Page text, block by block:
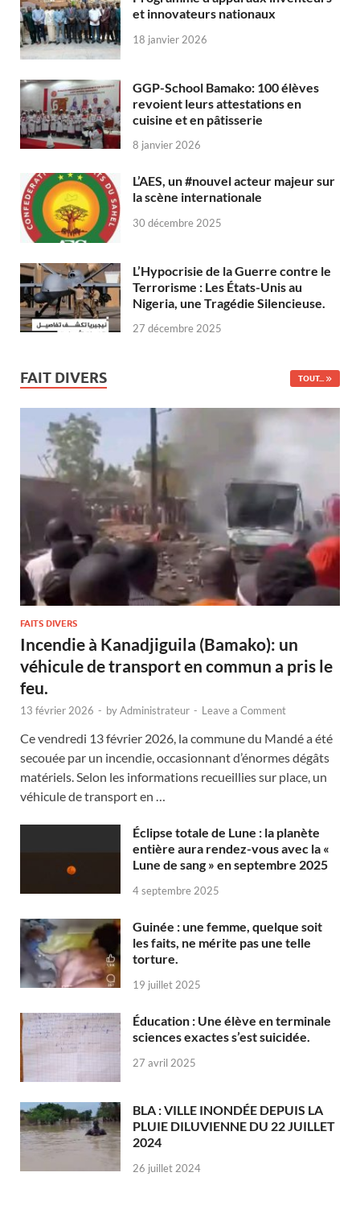
et innovateurs nationaux
18 janvier 2026
GGP-School Bamako: 100 élèves
revoient leurs attestations en
cuisine et en pâtisserie
8 janvier 2026
L’AES, un #nouvel acteur majeur sur
la scène internationale
30 décembre 2025
L’Hypocrisie de la Guerre contre le
Terrorisme : Les États-Unis au
Nigeria, une Tragédie Silencieuse.
27 décembre 2025
FAIT DIVERS TOUT...
FAITS DIVERS
Incendie à Kanadjiguila (Bamako): un
véhicule de transport en commun a pris le
feu.
13 février 2026 - byAdministrateur - Leave a Comment
Ce vendredi 13 février 2026, la commune du Mandé a été
secouée par un incendie, occasionnant d’énormes dégâts
matériels. Selon les informations recueillies sur place, un
véhicule de transport en …
Éclipse totale de Lune : la planète
entière aura rendez-vous avec la «
Lune de sang » en septembre 2025
4 septembre 2025
Guinée : une femme, quelque soit
les faits, ne mérite pas une telle
torture.
19 juillet 2025
Éducation : Une élève en terminale
sciences exactes s’est suicidée.
27 avril 2025
BLA : VILLE INONDÉE DEPUIS LA
PLUIE DILUVIENNE DU 22 JUILLET
2024
26 juillet 2024